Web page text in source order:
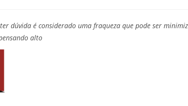
dúvida é considerado uma fraqueza que pode ser
alto